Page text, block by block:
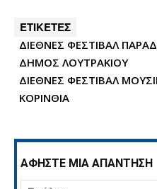
ΕΤΙΚΕΤΕΣ
ΔΙΕΘΝΕΣ ΦΕΣΤΙΒΑΛ
ΔΗΜΟΣ ΛΟΥΤΡΑΚΙΟΥ
ΔΙΕΘΝΕΣ ΦΕΣΤΙΒΑΛ
ΚΟΡΙΝΘΙΑ
ΑΦΗΣΤΕ ΜΙΑ ΑΠΑΝΤΗΣΗ